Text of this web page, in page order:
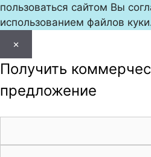
пользоваться сайтом Вы
использованием файлов
×
Получить
предложение